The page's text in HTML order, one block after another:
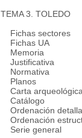
TEMA 3. TOLEDO
Fichas sectores
Fichas UA
Memoria
Justificativa
Normativa
Planos
Carta arqueológica
Catálogo
Ordenación
Ordenación
Serie general